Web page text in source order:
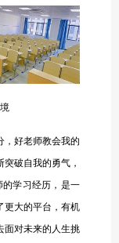
好老师教会我的
破自我的勇气，
的学习经历，是一
更大的平台，有机
面对未来的人生挑